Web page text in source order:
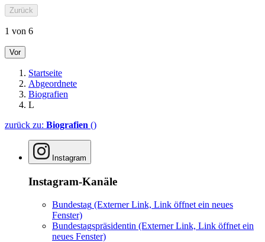
Zurück
1 von 6
Vor
Startseite
Abgeordnete
Biografien
L
zurück zu: Biografien ()
Instagram
Instagram-Kanäle
Bundestag (Externer Link, Link öffnet ein neues
Fenster)
Bundestagspräsidentin (Externer Link, Link öffnet ein
neues Fenster)